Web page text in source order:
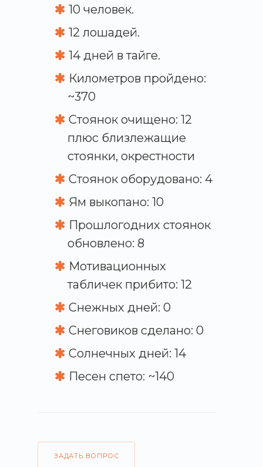
10 человек.
12 лошадей.
14 дней в тайге.
Километров пройдено:
~370
Стоянок очищено: 12
плюс близлежащие
стоянки, окрестности
Стоянок оборудовано: 4
Ям выкопано: 10
Прошлогодних стоянок
обновлено: 8
Мотивационных
табличек прибито: 12
Снежных дней: 0
Снеговиков сделано: 0
Солнечных дней: 14
Песен спето: ~140
ЗАДАТЬ ВОПРОС